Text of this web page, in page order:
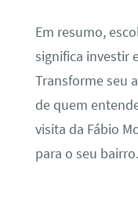
Em resumo,
significa investir
Transforme seu
de quem
visita da Fábio
para o seu bairro.